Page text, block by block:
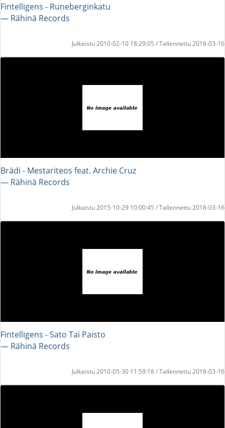
Fintelligens - Runeberginkatu
― Rähinä Records
Julkaistu 2010-02-10 18:29:05 / Tallennettu 2018-03-16
Brädi - Mestariteos feat. Archie Cruz
― Rähinä Records
Julkaistu 2015-10-29 10:00:45 / Tallennettu 2018-03-16
Fintelligens - Sato Tai Paisto
― Rähinä Records
Julkaistu 2010-05-30 11:59:18 / Tallennettu 2018-03-16